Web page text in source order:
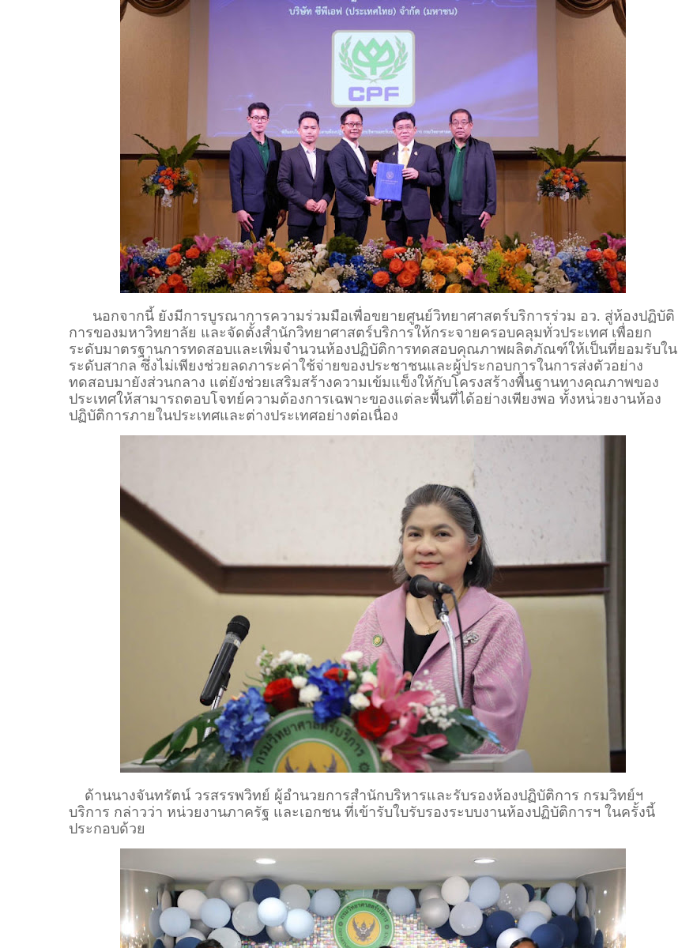
นอกจากนี้ ยังมีการบูรณาการความร่วมมือเพื่อขยายศูนย์วิทยาศาสตร์บริการร่วม อว. สู่ห้องปฏิบัติ
การของมหาวิทยาลัย และจัดตั้งสำนักวิทยาศาสตร์บริการให้กระจายครอบคลุมทั่วประเทศ เพื่อยก
ระดับมาตรฐานการทดสอบและเพิ่มจำนวนห้องปฏิบัติการทดสอบคุณภาพผลิตภัณฑ์ให้เป็นที่ยอมรับใน
ระดับสากล ซึ่งไม่เพียงช่วยลดภาระค่าใช้จ่ายของประชาชนและผู้ประกอบการในการส่งตัวอย่าง
ทดสอบมายังส่วนกลาง แต่ยังช่วยเสริมสร้างความเข้มแข็งให้กับโครงสร้างพื้นฐานทางคุณภาพของ
ประเทศให้สามารถตอบโจทย์ความต้องการเฉพาะของแต่ละพื้นที่ได้อย่างเพียงพอ ทั้งหน่วยงานห้อง
ปฏิบัติการภายในประเทศและต่างประเทศอย่างต่อเนื่อง
ด้านนางจันทรัตน์ วรสรรพวิทย์ ผู้อำนวยการสำนักบริหารและรับรองห้องปฏิบัติการ กรมวิทย์ฯ
บริการ กล่าวว่า หน่วยงานภาครัฐ และเอกชน ที่เข้ารับใบรับรองระบบงานห้องปฏิบัติการฯ ในครั้งนี้
ประกอบด้วย